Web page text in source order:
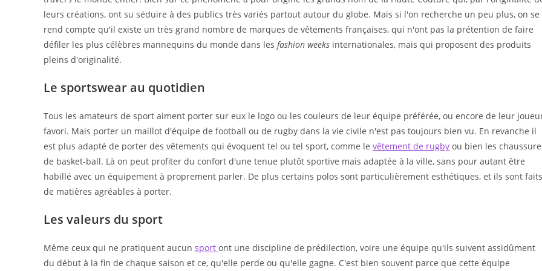
leurs créations, ont su séduire à des publics très variés partout autour du globe. Mais si l'on recherche un peu plus, on se
rend compte qu'il existe un très grand nombre de marques de vêtements françaises, qui n'ont pas la prétention de faire
défiler les plus célèbres mannequins du monde dans les fashion weeks internationales, mais qui proposent des produits
pleins d'originalité.
Le sportswear au quotidien
Tous les amateurs de sport aiment porter sur eux le logo ou les couleurs de leur équipe préférée, ou encore de leur
favori. Mais porter un maillot d'équipe de football ou de rugby dans la vie civile n'est pas toujours bien vu. En revanche il
est plus adapté de porter des vêtements qui évoquent tel ou tel sport, comme le vêtement de rugby ou bien les
de basket-ball. Là on peut profiter du confort d'une tenue plutôt sportive mais adaptée à la ville, sans pour autant être
habillé avec un équipement à proprement parler. De plus certains polos sont particulièrement esthétiques, et ils sont faits
de matières agréables à porter.
Les valeurs du sport
Même ceux qui ne pratiquent aucun sport ont une discipline de prédilection, voire une équipe qu'ils suivent assidûment
du début à la fin de chaque saison et ce, qu'elle perde ou qu'elle gagne. C'est bien souvent parce que cette équipe